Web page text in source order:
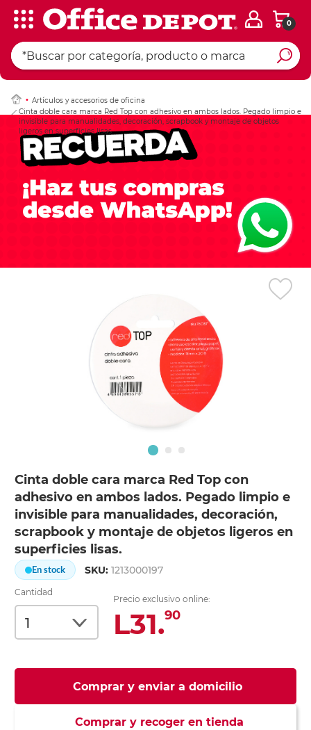
0
Artículos y accesorios de oficina
Cinta doble cara marca Red Top con adhesivo en ambos lados. Pegado limpio e
invisible para manualidades, decoración, scrapbook y montaje de objetos
ligeros en superficies lisas.
Cinta doble cara marca Red Top con
adhesivo en ambos lados. Pegado limpio e
invisible para manualidades, decoración,
scrapbook y montaje de objetos ligeros en
superficies lisas.
En stock SKU:1213000197
Cantidad
Precio exclusivo online:
L31.90
Comprar y enviar a domicilio
Comprar y recoger en tienda
Ingresar Codigo